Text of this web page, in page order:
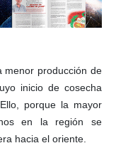
menor producción de
inicio de cosecha
porque la mayor
en la región se
hacia el oriente.